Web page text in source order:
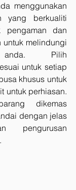
menggunakan
yang berkualiti
pengaman dan
melindungi
anda. Pilih
untuk setiap
khusus untuk
untuk perhiasan.
dikemas
dengan jelas
pengurusan